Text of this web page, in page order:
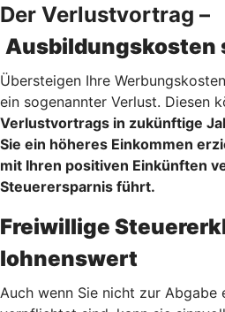
Der Verlustvortrag –
Ausbildungskosten
Übersteigen Ihre
ein sogenannter Verlust. Diesen
Verlustvortrags in zukünftige
Sie ein höheres Einkommen
mit Ihren positiven Einkünften
Steuerersparnis führt.
Freiwillige
lohnenswert
Auch wenn Sie nicht zur Abgabe